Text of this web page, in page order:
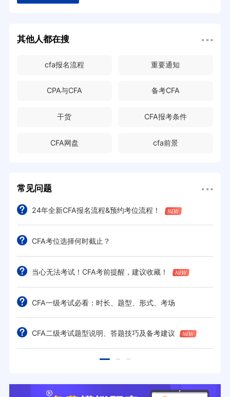
其他人都在搜
cfa报名流程 重要通知
CPA与CFA 备考CFA
干货 CFA报考条件
CFA网盘 cfa前景
常见问题
24年全新CFA报名流程&预约考位流程！
CFA考位选择何时截止？
当心无法考试！CFA考前提醒，建议收藏！
CFA一级考试必看：时长、题型、形式、考场
CFA二级考试题型说明、答题技巧及备考建议